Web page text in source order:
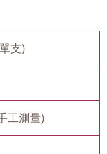
支)
工測量)